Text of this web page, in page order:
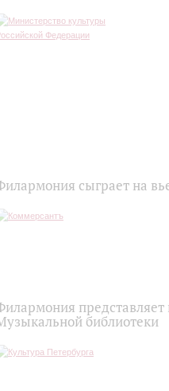
сыграет на
библиотеки